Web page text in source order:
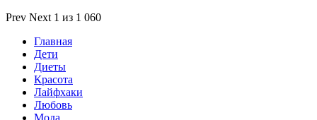
Prev Next 1 из 1 060
Главная
Дети
Диеты
Красота
Лайфхаки
Любовь
Мода